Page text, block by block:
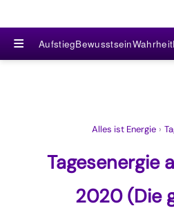
≡ AufstiegBewusstseinWahrheit
Alles ist Energie ›
Tagesenergie
2020 (Die